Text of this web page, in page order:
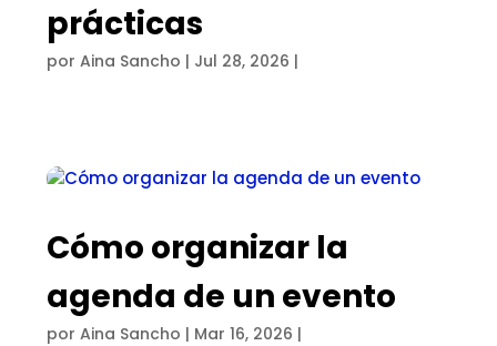
prácticas
por Aina Sancho | Jul 28, 2026 |
Cómo organizar la
agenda de un evento
por Aina Sancho | Mar 16, 2026 |